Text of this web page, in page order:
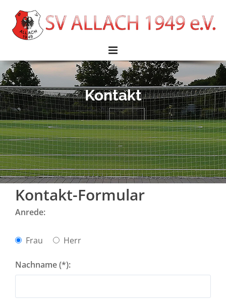
Kontakt
Kontakt-Formular
Anrede:
Frau Herr
Nachname (*):